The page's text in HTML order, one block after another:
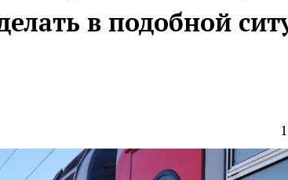
в подобной